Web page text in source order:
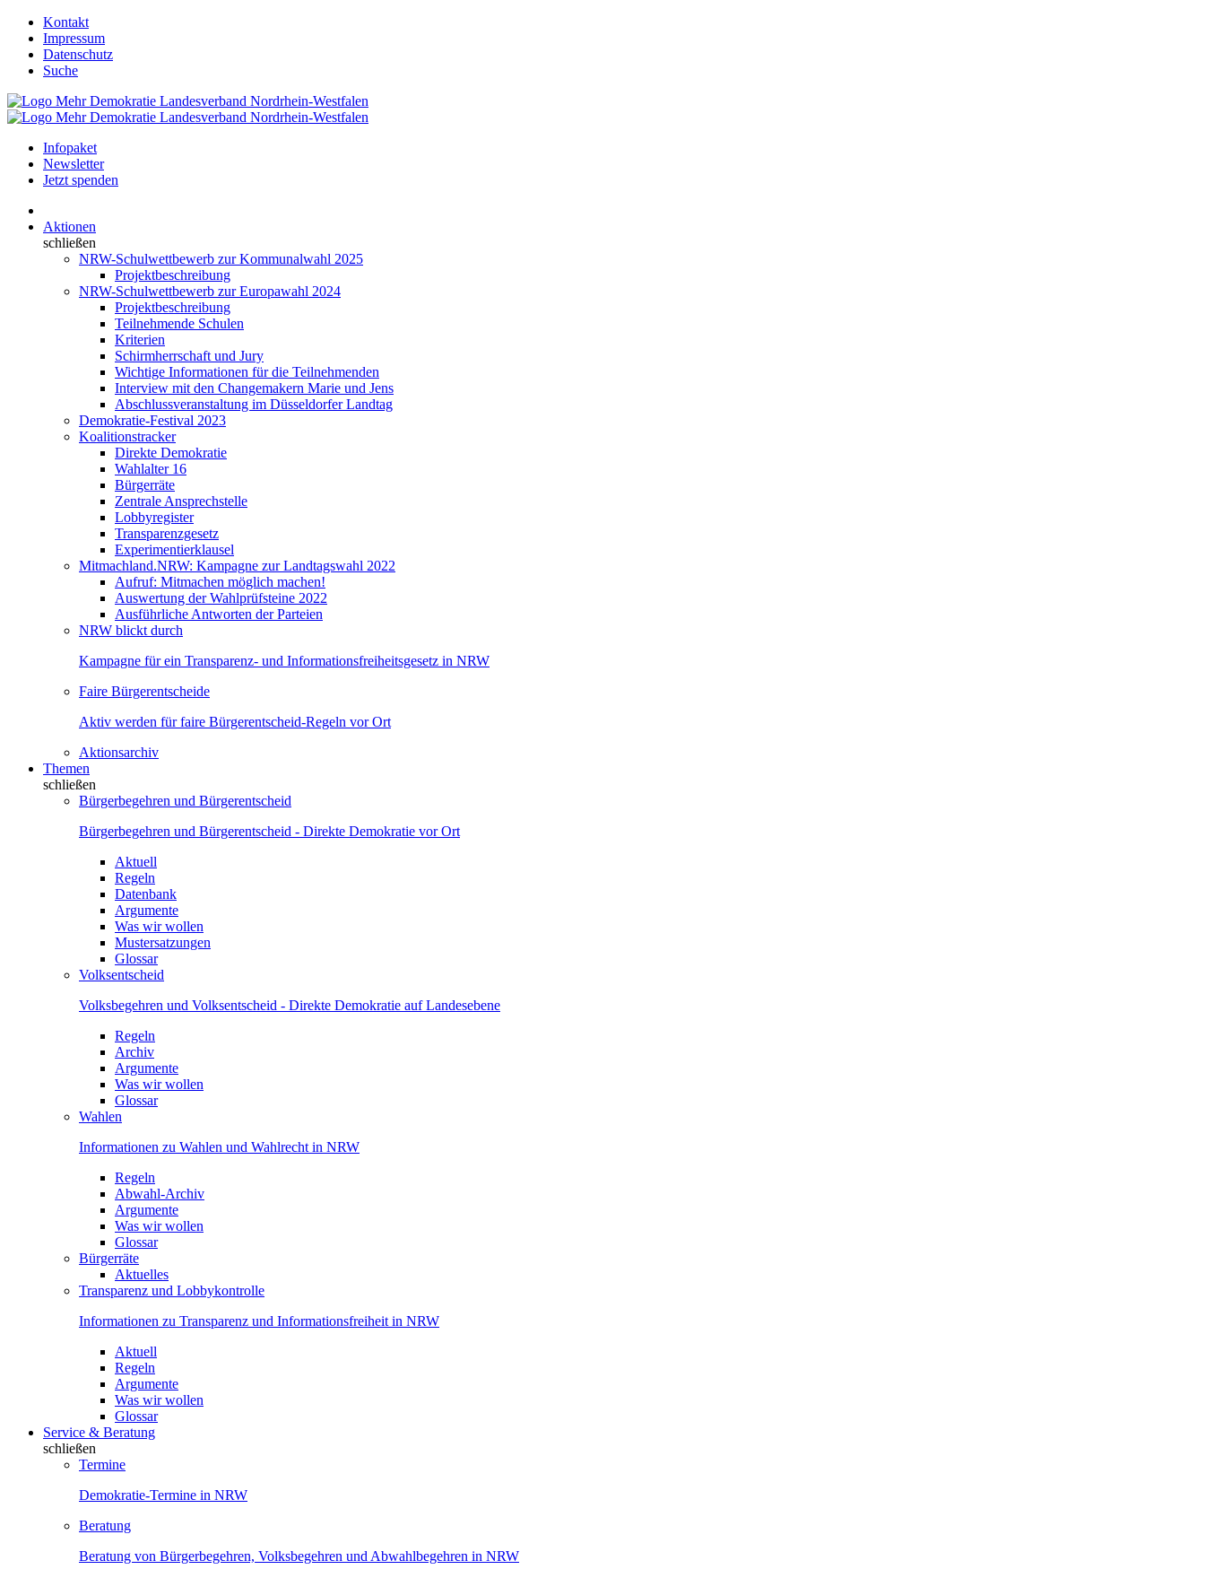
Kontakt
Impressum
Datenschutz
Suche
Infopaket
Newsletter
Jetzt spenden
Aktionen
schließen
NRW-Schulwettbewerb zur Kommunalwahl 2025
Projektbeschreibung
NRW-Schulwettbewerb zur Europawahl 2024
Projektbeschreibung
Teilnehmende Schulen
Kriterien
Schirmherrschaft und Jury
Wichtige Informationen für die Teilnehmenden
Interview mit den Changemakern Marie und Jens
Abschlussveranstaltung im Düsseldorfer Landtag
Demokratie-Festival 2023
Koalitionstracker
Direkte Demokratie
Wahlalter 16
Bürgerräte
Zentrale Ansprechstelle
Lobbyregister
Transparenzgesetz
Experimentierklausel
Mitmachland.NRW: Kampagne zur Landtagswahl 2022
Aufruf: Mitmachen möglich machen!
Auswertung der Wahlprüfsteine 2022
Ausführliche Antworten der Parteien
NRW blickt durch
Kampagne für ein Transparenz- und Informationsfreiheitsgesetz in NRW
Faire Bürgerentscheide
Aktiv werden für faire Bürgerentscheid-Regeln vor Ort
Aktionsarchiv
Themen
schließen
Bürgerbegehren und Bürgerentscheid
Bürgerbegehren und Bürgerentscheid - Direkte Demokratie vor Ort
Aktuell
Regeln
Datenbank
Argumente
Was wir wollen
Mustersatzungen
Glossar
Volksentscheid
Volksbegehren und Volksentscheid - Direkte Demokratie auf Landesebene
Regeln
Archiv
Argumente
Was wir wollen
Glossar
Wahlen
Informationen zu Wahlen und Wahlrecht in NRW
Regeln
Abwahl-Archiv
Argumente
Was wir wollen
Glossar
Bürgerräte
Aktuelles
Transparenz und Lobbykontrolle
Informationen zu Transparenz und Informationsfreiheit in NRW
Aktuell
Regeln
Argumente
Was wir wollen
Glossar
Service & Beratung
schließen
Termine
Demokratie-Termine in NRW
Beratung
Beratung von Bürgerbegehren, Volksbegehren und Abwahlbegehren in NRW